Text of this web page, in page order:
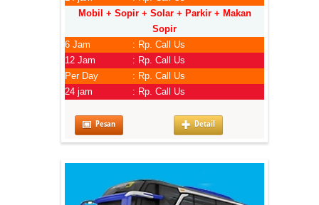
Mobil + Sopir + Solar + Parkir + Makan
Sopir
6 Jam
: Rp. Call Us
12 Jam
: Rp. Call Us
Per Day
: Rp. Call Us
24 jam
: Rp. Call Us
Pesan Detail